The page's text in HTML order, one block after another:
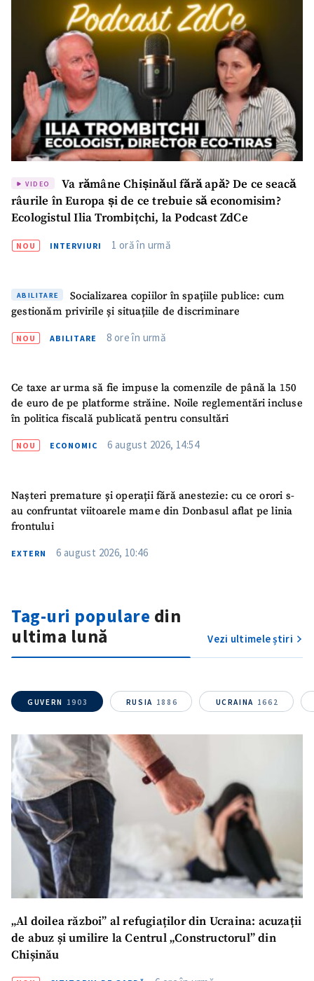
Trimite o informație
Despre ZdG
in English
на русском
VIDEO
Va rămâne Chișinăul fără apă? De ce seacă
râurile în Europa și de ce trebuie să economisim?
Ecologistul Ilia Trombițchi, la Podcast ZdCe
NOU INTERVIURI 1 oră în urmă
ABILITARE
Socializarea copiilor în spațiile publice: cum
gestionăm privirile și situațiile de discriminare
NOU ABILITARE 8 ore în urmă
Ce taxe ar urma să fie impuse la comenzile de până la 150
de euro de pe platforme străine. Noile reglementări incluse
în politica fiscală publicată pentru consultări
NOU ECONOMIC 6 august 2026, 14:54
Nașteri premature și operații fără anestezie: cu ce orori s-
au confruntat viitoarele mame din Donbasul aflat pe linia
frontului
EXTERN 6 august 2026, 10:46
Tag-uri populare din
ultima lună
Vezi ultimele știri
GUVERN 1903 RUSIA 1886 UCRAINA 1662
„Al doilea război” al refugiaților din Ucraina: acuzații
de abuz și umilire la Centrul „Constructorul” din
Chișinău
ȘTIREA MEA
Titlu știre+ Adaugă titlu
Fotografie
+ Încarcă imagine